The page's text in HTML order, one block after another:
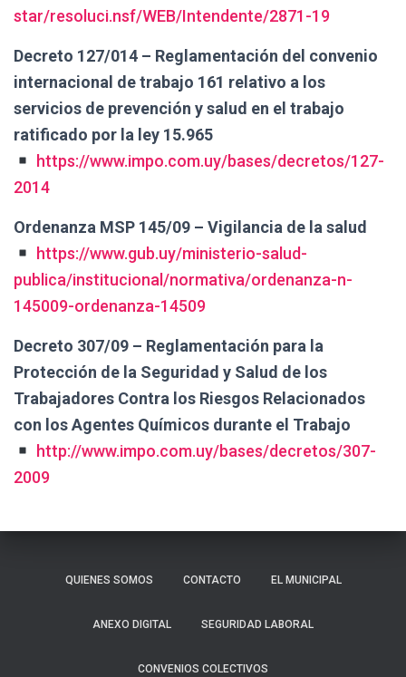
star/resoluci.nsf/WEB/Intendente/2871-19
Decreto 127/014 – Reglamentación del convenio
internacional de trabajo 161 relativo a los
servicios de prevención y salud en el trabajo
ratificado por la ley 15.965
https://www.impo.com.uy/bases/decretos/127-
2014
Ordenanza MSP 145/09 – Vigilancia de la salud
https://www.gub.uy/ministerio-salud-
publica/institucional/normativa/ordenanza-n-
145009-ordenanza-14509
Decreto 307/09 – Reglamentación para la
Protección de la Seguridad y Salud de los
Trabajadores Contra los Riesgos Relacionados
con los Agentes Químicos durante el Trabajo
http://www.impo.com.uy/bases/decretos/307-
2009
QUIENES SOMOS CONTACTO EL MUNICIPAL
ANEXO DIGITAL SEGURIDAD LABORAL
CONVENIOS COLECTIVOS